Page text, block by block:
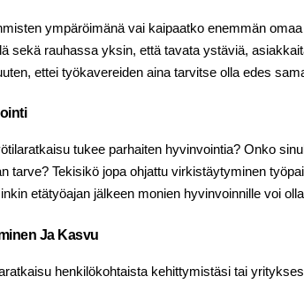
ympäröimänä vai kaipaatko enemmän
sekä rauhassa yksin, että tavata ystäviä,
ettei työkavereiden aina tarvitse olla edes
tukee parhaiten hyvinvointia? Onko
tarve? Tekisikö jopa ohjattu virkistäytyminen
etätyöajan jälkeen monien hyvinvoinnille voi
Ja Kasvu
henkilökohtaista kehittymistäsi tai